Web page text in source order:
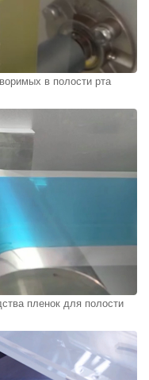
в полости рта
пленок для полости